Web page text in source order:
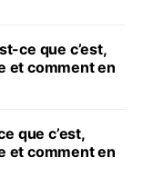
ce que c’est,
et comment en
que c’est,
et comment en